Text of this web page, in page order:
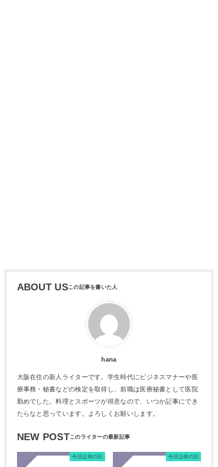
ABOUT US
hana
大阪在住の新人ライターです。学生時代にビジネスマナーや医
療事務・秘書などの検定を取得し、前職は医療秘書として医院
勤めでした。料理とスポーツが得意なので、いつか記事にでき
たらなと思っています。よろしくお願いします。
NEW POST
今日は何の日 今日は何の日